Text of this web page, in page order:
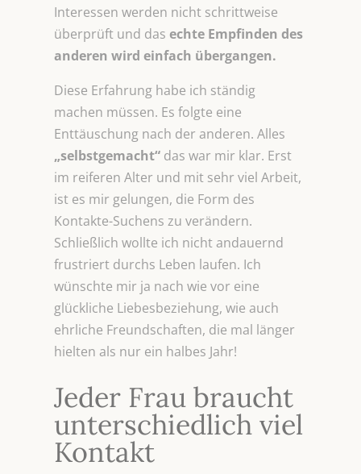
Interessen werden nicht schrittweise
überprüft und das echte Empfinden des
anderen wird einfach übergangen.
Diese Erfahrung habe ich ständig
machen müssen. Es folgte eine
Enttäuschung nach der anderen. Alles
„selbstgemacht“ das war mir klar. Erst
im reiferen Alter und mit sehr viel Arbeit,
ist es mir gelungen, die Form des
Kontakte-Suchens zu verändern.
Schließlich wollte ich nicht andauernd
frustriert durchs Leben laufen. Ich
wünschte mir ja nach wie vor eine
glückliche Liebesbeziehung, wie auch
ehrliche Freundschaften, die mal länger
hielten als nur ein halbes Jahr!
Jeder Frau braucht
unterschiedlich viel
Kontakt